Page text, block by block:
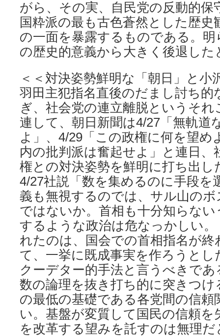
がら、その実、自民党の反動的保
国粋派の最も古色蒼然とした歴史
の一面を暴露するものである。
の歴史的意義から大きく後退した
＜＜対決姿勢鮮明な「朝日」と小
羽田主犯指名直後のだまし討ち的
ぎ、社会党の連立離脱というそ
連して、朝日新聞は4/27「無軌道
よ」、4/29「この政権に何を望め
内の批判派は奮起せよ」と連日、
権との対決姿勢を鮮明に打ち出し
4/27社説「数を集めるのに手段を
義も無視するのでは、サル山の
ではないか。首相も十分知らな
するような政治は危なっかしい
れたのは、国会での首相指名が
て、一挙に既成事実を作ろうと
クーデター的手法と言うべきで
数の論理を抜き打ち的に突きつ
の最低の基礎である各党間の信頼
い。基盤が変質して国民の信頼を
を改革する望みを託すのは無理だ